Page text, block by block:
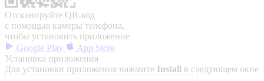
Отсканируйте QR-код
с помощью камеры телефона,
чтобы установить приложение
Google Play
App Store
Установка приложения
Для установки приложения нажмите Install в следующем окне